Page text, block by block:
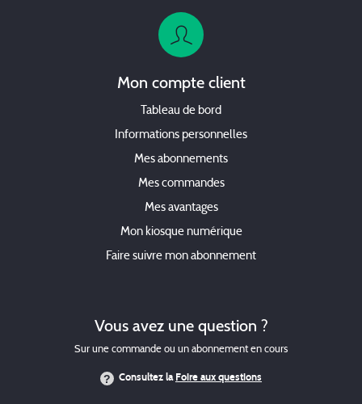
Mon compte client
Tableau de bord
Informations personnelles
Mes abonnements
Mes commandes
Mes avantages
Mon kiosque numérique
Faire suivre mon abonnement
Vous avez une question ?
Sur une commande ou un abonnement en cours
Consultez laFoire aux questions